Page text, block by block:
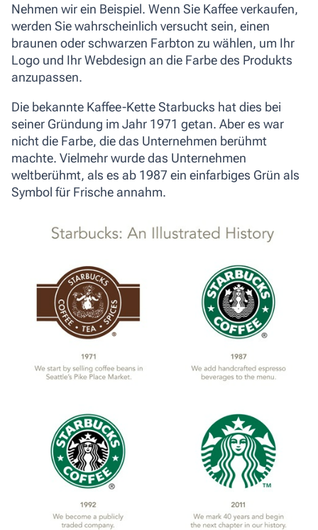
Nehmen wir ein Beispiel. Wenn Sie Kaffee verkaufen,
werden Sie wahrscheinlich versucht sein, einen
braunen oder schwarzen Farbton zu wählen, um Ihr
Logo und Ihr Webdesign an die Farbe des Produkts
anzupassen.
Die bekannte Kaffee-Kette Starbucks hat dies bei
seiner Gründung im Jahr 1971 getan. Aber es war
nicht die Farbe, die das Unternehmen berühmt
machte. Vielmehr wurde das Unternehmen
weltberühmt, als es ab 1987 ein einfarbiges Grün als
Symbol für Frische annahm.